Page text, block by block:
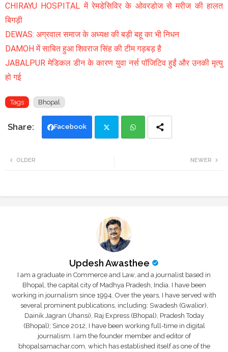
CHIRAYU HOSPITAL में रेमडेसिविर के ओवरडोज से मरीज की हालत
बिगड़ी
DEWAS: अग्रवाल समाज के अध्यक्ष की बड़ी बहू का भी निधन
DAMOH में साबित हुआ शिवराज सिंह की टीम गड़बड़ है
JABALPUR मेडिकल डीन के कारण युवा नर्स पॉजिटिव हुईं और उनकी मृत्यु
हो गई
Tags Bhopal
Facebook
NEWER
OLDER
Updesh Awasthee
I am a graduate in Commerce and Law, and a journalist based in
Bhopal, the capital city of Madhya Pradesh, India. I have been
working in journalism since 1994. Over the years, I have served with
several prominent publications, including: Swadesh (Gwalior),
Dainik Jagran (Jhansi), Raj Express (Bhopal), Pradesh Today
(Bhopal); Since 2012, I have been working full-time in digital
journalism. I am the founder member and editor of
bhopalsamachar.com, which has established itself as one of the